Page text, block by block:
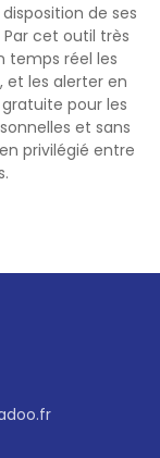
de ses
cet outil très
temps réel les
les alerter en
pour les
et sans
privilégié entre